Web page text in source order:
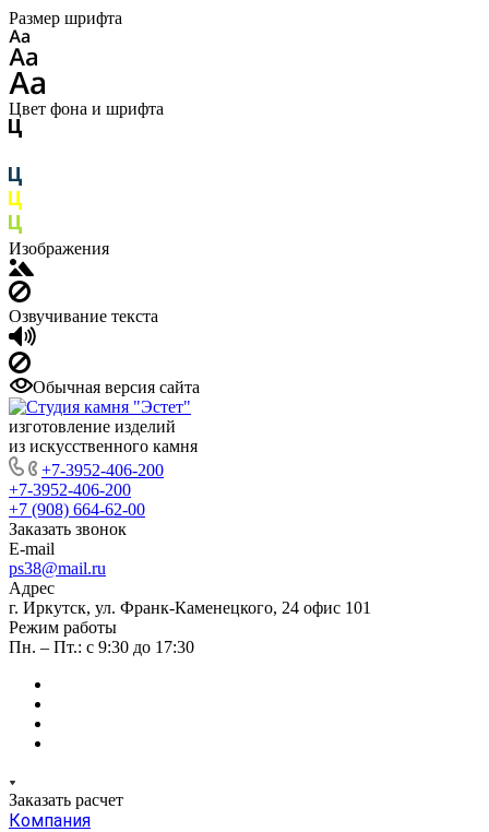
Размер шрифта
Цвет фона и шрифта
Изображения
Озвучивание текста
Обычная версия сайта
изготовление изделий
из искусственного камня
+7-3952-406-200
+7-3952-406-200
+7 (908) 664-62-00
Заказать звонок
E-mail
ps38@mail.ru
Адрес
г. Иркутск, ул. Франк-Каменецкого, 24 офис 101
Режим работы
Пн. – Пт.: с 9:30 до 17:30
Заказать расчет
Компания